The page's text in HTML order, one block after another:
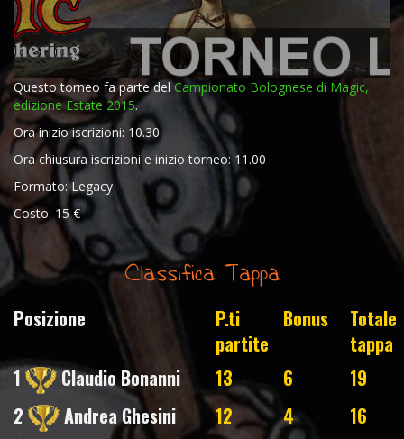
Questo torneo fa parte delCampionato Bolognese di Magic,
edizione Estate 2015.
Ora inizio iscrizioni: 10.30
Ora chiusura iscrizioni e inizio torneo: 11.00
Formato: Legacy
Costo: 15 €
Classifica Tappa
Posizione
P.ti
partite
Bonus
Totale
tappa
1
Claudio Bonanni 13 6
19
2
Andrea Ghesini 12 4
16